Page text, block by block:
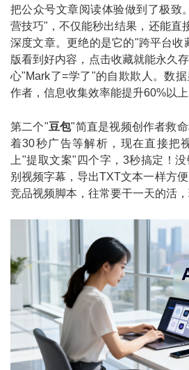
把公众号文章阅读体验做到了极致
营技巧"，不仅能秒出结果，还能直
深度文章。更绝的是它的"跨平台收
版看到好内容，点击收藏就能永久
心"Mark了=学了"的自欺欺人。数
作者，信息收集效率能提升60%以上
第二个"豆包"简直是视频创作者救
着30秒广告等解析，现在直接把
上"提取文案"四个字，3秒搞定！
别视频字幕，导出TXT文本一样方
竞品视频脚本，往常要干一天的活，